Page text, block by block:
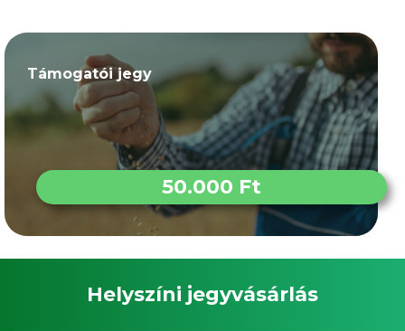
Támogatói jegy
50.000 Ft
Helyszíni jegyvásárlás